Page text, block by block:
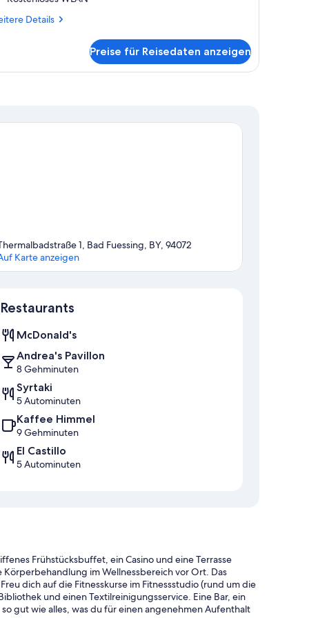
Details
Preise für Reisedaten anzeigen
1, Bad Fuessing, BY, 94072
Karte anzeigen
Restaurants
McDonald's
Andrea's Pavillon
8 Gehminuten
Syrtaki
5 Autominuten
Kaffee Himmel
9 Gehminuten
El Castillo
5 Autominuten
Frühstücksbuffet, ein Casino und eine Terrasse
im Wellnessbereich vor Ort. Das
dich auf die Fitnesskurse im Fitnessstudio (rund um die
und einen Textilreinigungsservice. Eine Bar, ein
gut wie alles, was du für einen angenehmen Aufenthalt